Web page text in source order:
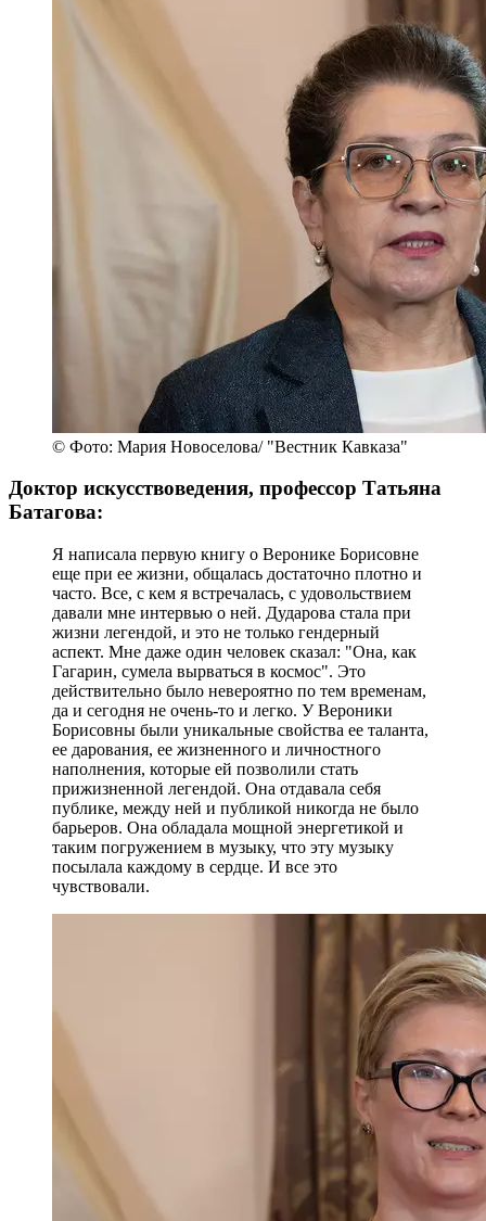
© Фото: Мария Новоселова/ "Вестник Кавказа"
Доктор искусствоведения, профессор Татьяна
Батагова:
Я написала первую книгу о Веронике Борисовне
еще при ее жизни, общалась достаточно плотно и
часто. Все, с кем я встречалась, с удовольствием
давали мне интервью о ней. Дударова стала при
жизни легендой, и это не только гендерный
аспект. Мне даже один человек сказал: "Она, как
Гагарин, сумела вырваться в космос". Это
действительно было невероятно по тем временам,
да и сегодня не очень-то и легко. У Вероники
Борисовны были уникальные свойства ее таланта,
ее дарования, ее жизненного и личностного
наполнения, которые ей позволили стать
прижизненной легендой. Она отдавала себя
публике, между ней и публикой никогда не было
барьеров. Она обладала мощной энергетикой и
таким погружением в музыку, что эту музыку
посылала каждому в сердце. И все это
чувствовали.